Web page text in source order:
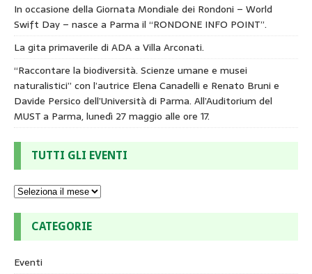
In occasione della Giornata Mondiale dei Rondoni – World
Swift Day – nasce a Parma il “RONDONE INFO POINT”.
La gita primaverile di ADA a Villa Arconati.
“Raccontare la biodiversità. Scienze umane e musei
naturalistici” con l’autrice Elena Canadelli e Renato Bruni e
Davide Persico dell’Università di Parma. All’Auditorium del
MUST a Parma, lunedì 27 maggio alle ore 17.
TUTTI GLI EVENTI
CATEGORIE
Eventi